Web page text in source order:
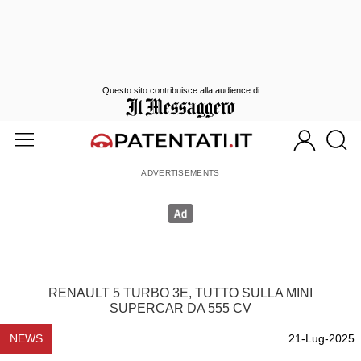
RENAULT 5 TURBO 3E, TUTTO SULLA MINI
SUPERCAR DA 555 CV
NEWS 21-Lug-2025
Questo sito contribuisce alla audience di